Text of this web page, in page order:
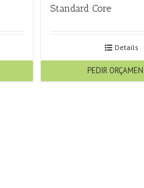
Standard Core
Details
PEDIR